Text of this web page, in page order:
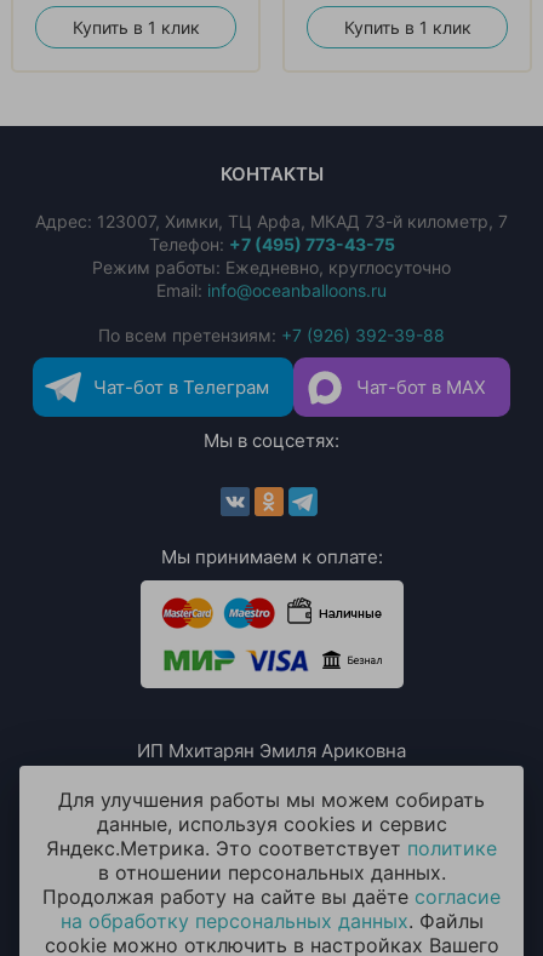
Купить в 1 клик Купить в 1 клик
КОНТАКТЫ
Адрес: 123007, Химки, ТЦ Арфа, МКАД 73-й километр, 7
Телефон: +7 (495) 773-43-75
Режим работы: Ежедневно, круглосуточно
Email: info@oceanballoons.ru
По всем претензиям: +7 (926) 392-39-88
Чат-бот в Телеграм Чат-бот в MAX
Мы в соцсетях:
Мы принимаем к оплате:
ИП Мхитарян Эмиля Ариковна
ИНН: 771385063807
ОГРН / ОГРНИП: 319508100076230
Для улучшения работы мы можем собирать
данные, используя cookies и сервис
Яндекс.Метрика. Это соответствует политике
в отношении персональных данных.
Продолжая работу на сайте вы даёте согласие
на обработку персональных данных. Файлы
cookie можно отключить в настройках Вашего